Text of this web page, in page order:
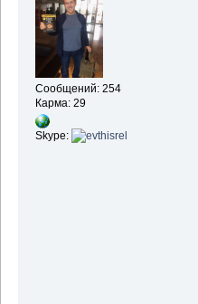
Сообщений: 254
Карма: 29
Skype: